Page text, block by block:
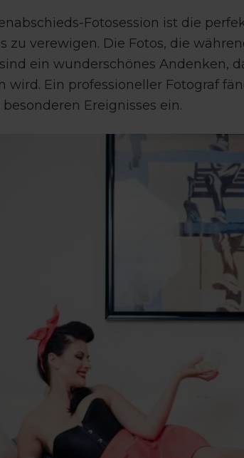
Fotosession ist die
zu verewigen. Die Fotos, die
ein wunderschönes Andenken,
wird. Ein professioneller Fotograf
Ereignisses ein.